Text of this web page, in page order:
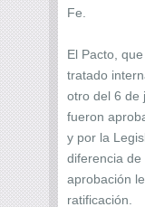
Fe.
El Pacto,
tratado
otro del 6 de
fueron
y por la
diferencia de
aprobación
ratificación.